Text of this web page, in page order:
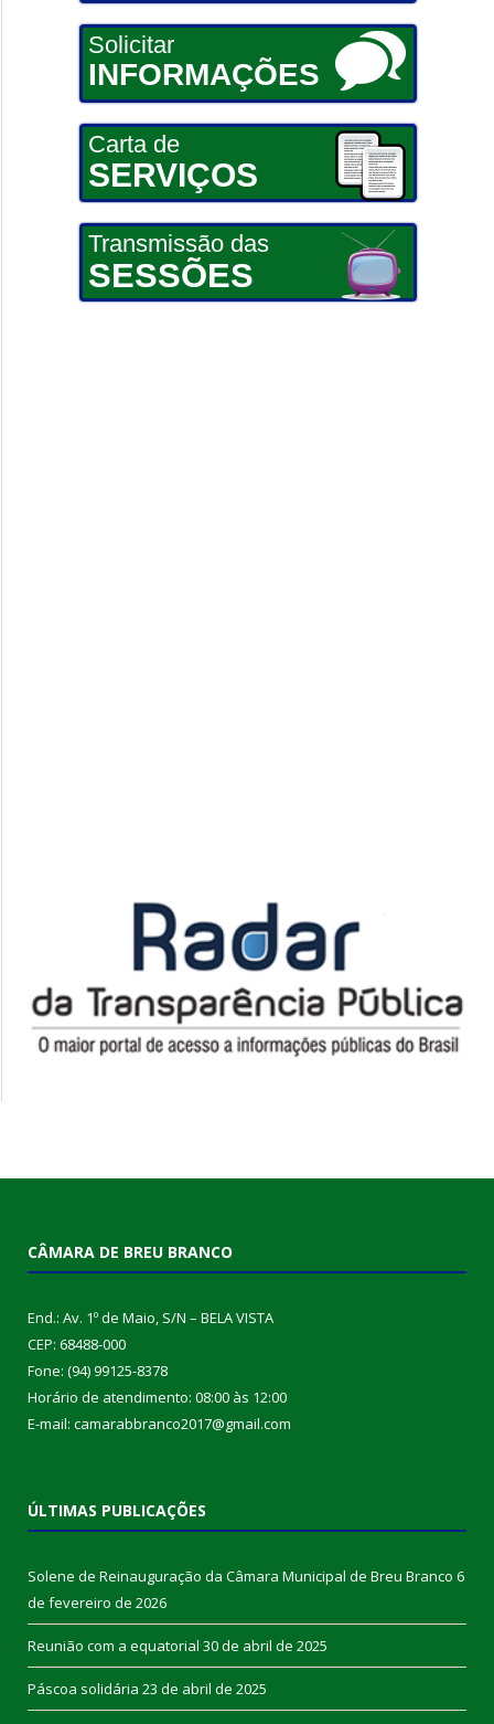
Solicitar
INFORMAÇÕES
Carta de
SERVIÇOS
Transmissão das
SESSÕES
CÂMARA DE BREU BRANCO
End.: Av. 1º de Maio, S/N – BELA VISTA
CEP: 68488-000
Fone: (94) 99125-8378
Horário de atendimento: 08:00 às 12:00
E-mail: camarabbranco2017@gmail.com
ÚLTIMAS PUBLICAÇÕES
Solene de Reinauguração da Câmara Municipal de Breu Branco 6
de fevereiro de 2026
Reunião com a equatorial 30 de abril de 2025
Páscoa solidária 23 de abril de 2025